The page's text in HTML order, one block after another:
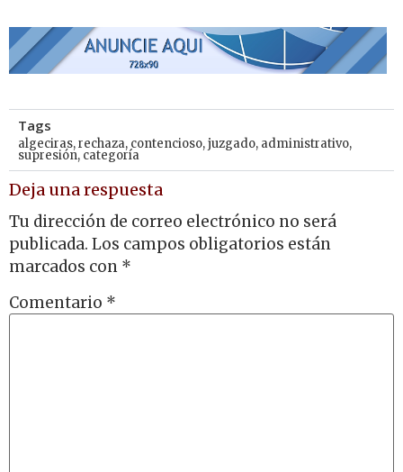
Tags
algeciras,rechaza, contencioso,juzgado, administrativo,
supresión, categoría
Deja una respuesta
Tu dirección de correo electrónico no será
publicada. Los campos obligatorios están
marcados con *
Comentario *